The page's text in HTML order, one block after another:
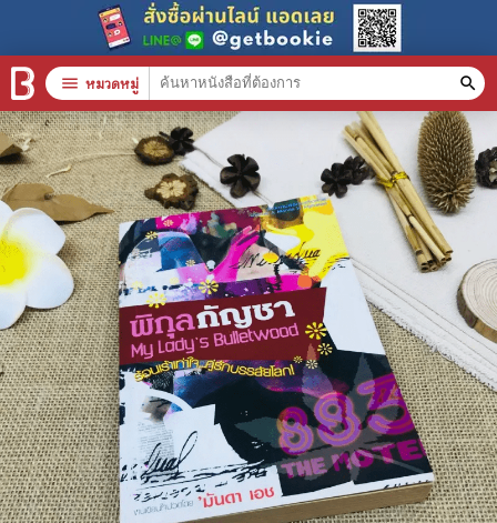
menu หมวดหมู่ search
หมวดหมู่สินค้า clear
หนังสือทั้งหมด
stars
สินค้าใช้เฉพาะแต้มเท่านั้น
📚 หนังสือทั่วไป
🦄 วรรณกรรม นิยาย เรื่องสั้น
🎓 การศึกษา
😼 หนังสือการ์ตูน
🐲 หนังสือเด็ก